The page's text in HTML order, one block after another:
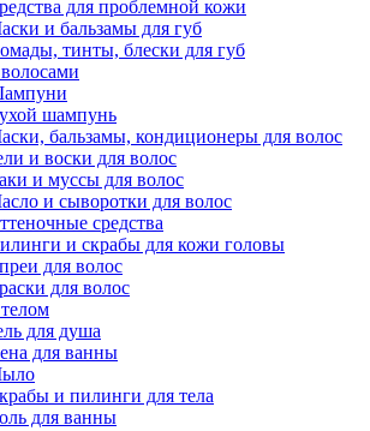
для проблемной кожи
и бальзамы для губ
тинты, блески для губ
шампунь
бальзамы, кондиционеры для волос
и воски для волос
и муссы для волос
и сыворотки для волос
средства
и скрабы для кожи головы
для волос
для волос
для душа
для ванны
и пилинги для тела
для ванны